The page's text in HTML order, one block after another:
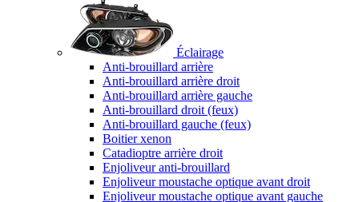
Éclairage
Anti-brouillard arrière
Anti-brouillard arrière droit
Anti-brouillard arrière gauche
Anti-brouillard droit (feux)
Anti-brouillard gauche (feux)
Boitier xenon
Catadioptre arrière droit
Enjoliveur anti-brouillard
Enjoliveur moustache optique avant droit
Enjoliveur moustache optique avant gauche